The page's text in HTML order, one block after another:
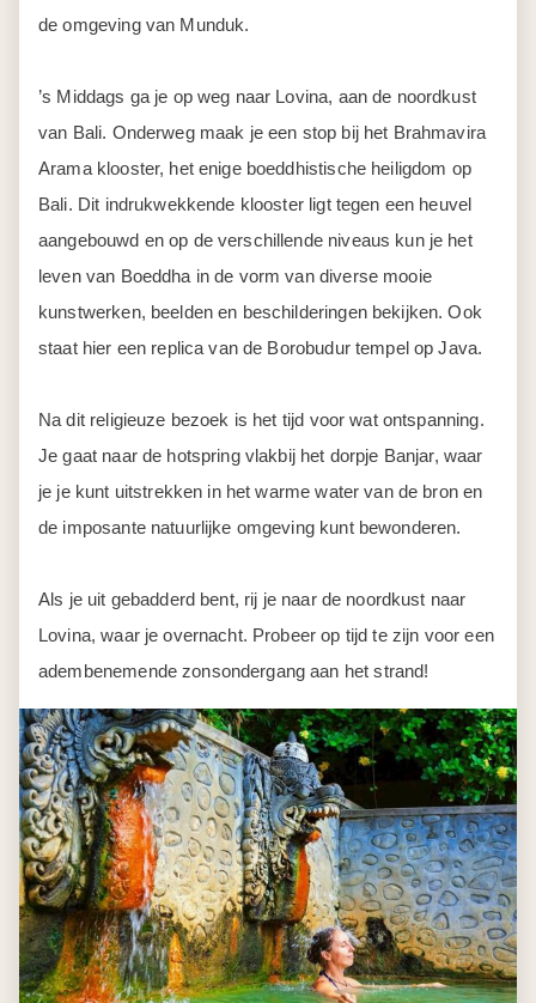
de omgeving van Munduk.
’s Middags ga je op weg naar Lovina, aan de noordkust
van Bali. Onderweg maak je een stop bij het Brahmavira
Arama klooster, het enige boeddhistische heiligdom op
Bali. Dit indrukwekkende klooster ligt tegen een heuvel
aangebouwd en op de verschillende niveaus kun je het
leven van Boeddha in de vorm van diverse mooie
kunstwerken, beelden en beschilderingen bekijken. Ook
staat hier een replica van de Borobudur tempel op Java.
Na dit religieuze bezoek is het tijd voor wat ontspanning.
Je gaat naar de hotspring vlakbij het dorpje Banjar, waar
je je kunt uitstrekken in het warme water van de bron en
de imposante natuurlijke omgeving kunt bewonderen.
Als je uit gebadderd bent, rij je naar de noordkust naar
Lovina, waar je overnacht. Probeer op tijd te zijn voor een
adembenemende zonsondergang aan het strand!